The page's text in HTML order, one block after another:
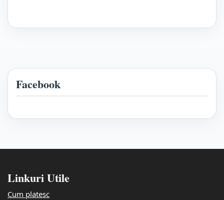
Facebook
Linkuri Utile
Cum platesc